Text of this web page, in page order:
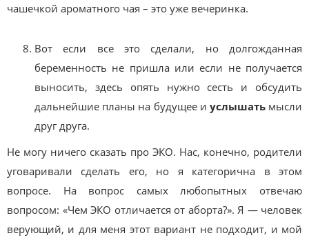
чашечкой ароматного чая – это уже вечеринка.
Вот если все это сделали, но долгожданная
беременность не пришла или если не получается
выносить, здесь опять нужно сесть и обсудить
дальнейшие планы на будущее и услышатьмысли
друг друга.
Не могу ничего сказать про ЭКО. Нас, конечно, родители
уговаривали сделать его, но я категорична в этом
вопросе. На вопрос самых любопытных отвечаю
вопросом: «Чем ЭКО отличается от аборта?». Я — человек
верующий, и для меня этот вариант не подходит, и мой